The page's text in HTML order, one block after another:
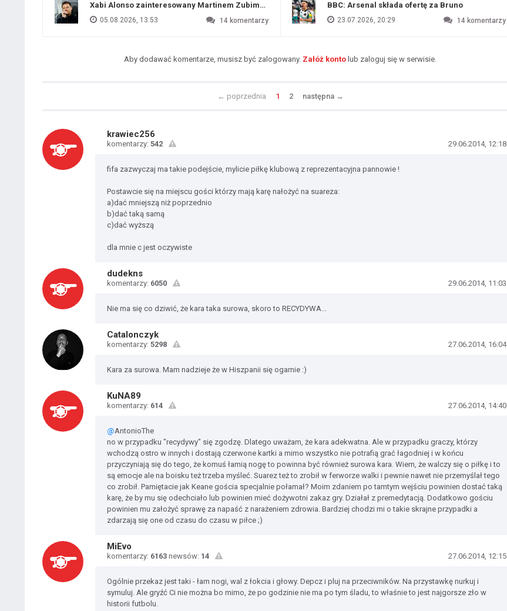
Xabi Alonso zainteresowany Martinem Zubimendim
05.08.2026, 13:53 14 komentarzy
BBC: Arsenal składa ofertę za Bruno
23.07.2026, 20:29 14 komentarzy
Aby dodawać komentarze, musisz być zalogowany. Załóż konto lub zaloguj się w serwisie.
← poprzednia 1 2 następna →
krawiec256
komentarzy: 542 29.06.2014, 12:18
fifa zazwyczaj ma takie podejście, mylicie piłkę klubową z reprezentacyjna pannowie !
Postawcie się na miejscu gości którzy mają karę nałożyć na suareza:
a)dać mniejszą niż poprzednio
b)dać taką samą
c)dać wyższą
dla mnie c jest oczywiste
dudekns
komentarzy: 6050 29.06.2014, 11:03
Nie ma się co dziwić, że kara taka surowa, skoro to RECYDYWA...
Catalonczyk
komentarzy: 5298 27.06.2014, 16:04
Kara za surowa. Mam nadzieje że w Hiszpanii się ogarnie :)
KuNA89
komentarzy: 614 27.06.2014, 14:40
@AntonioThe
no w przypadku "recydywy" się zgodzę. Dlatego uważam, że kara adekwatna. Ale w przypadku graczy, którzy
wchodzą ostro w innych i dostają czerwone kartki a mimo wszystko nie potrafią grać łagodniej i w końcu
przyczyniają się do tego, że komuś łamią nogę to powinna być również surowa kara. Wiem, że walczy się o piłkę i to
są emocje ale na boisku też trzeba myśleć. Suarez też to zrobił w ferworze walki i pewnie nawet nie przemyślał tego
co zrobił. Pamiętacie jak Keane gościa specjalnie połamał? Moim zdaniem po tamtym wejściu powinien dostać taką
karę, że by mu się odechciało lub powinien mieć dożywotni zakaz gry. Działał z premedytacją. Dodatkowo gościu
powinien mu założyć sprawę za napaść z narażeniem zdrowia. Bardziej chodzi mi o takie skrajne przypadki a
zdarzają się one od czasu do czasu w piłce ;)
MiEvo
komentarzy: 6163 newsów: 14 27.06.2014, 12:15
Ogólnie przekaz jest taki - łam nogi, wal z łokcia i głowy. Depcz i pluj na przeciwników. Na przystawkę nurkuj i
symuluj. Ale gryźć Ci nie można bo mimo, że po godzinie nie ma po tym śladu, to właśnie to jest najgorsze zło w
historii futbolu.